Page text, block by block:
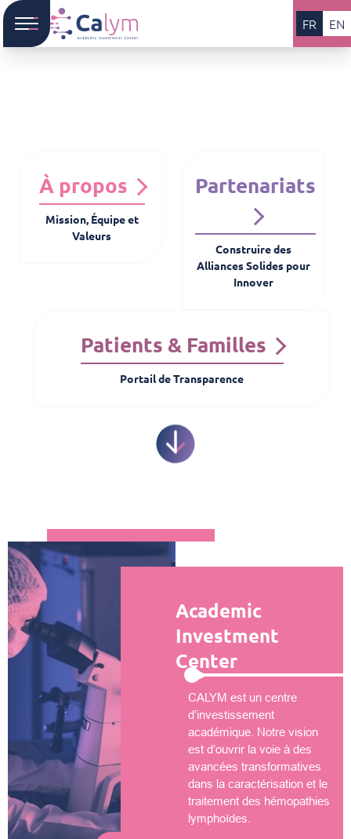
FR EN
À propos
Mission, Équipe et
Valeurs
Partenariats
Construire des
Alliances Solides pour
Innover
Patients & Familles
Portail de Transparence
Academic
Investment
Center
CALYM est un centre
d’investissement
académique. Notre vision
est d’ouvrir la voie à des
avancées transformatives
dans la caractérisation et le
traitement des hémopathies
lymphoïdes.